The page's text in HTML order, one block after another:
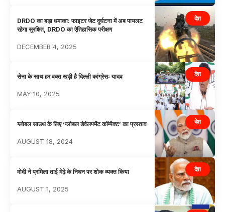
देश
DRDO का बड़ा धमाका: फाइटर जेट दुर्घटना में अब पायलट
रहेगा सुरक्षित, DRDO का ऐतिहासिक परीक्षण
DECEMBER 4, 2025
देश
सेना के साथ हर वक्त खड़ी है दिल्ली कांग्रेसः यादव
MAY 10, 2025
देश
ग्लोबल साउथ के लिए ‘ग्लोबल डेवेलपमेंट काॅम्पैक्ट’ का प्रस्ताव
AUGUST 18, 2024
देश
मोदी ने प्रमिला ताई मेढ़े के निधन पर शोक व्यक्त किया
AUGUST 1, 2025